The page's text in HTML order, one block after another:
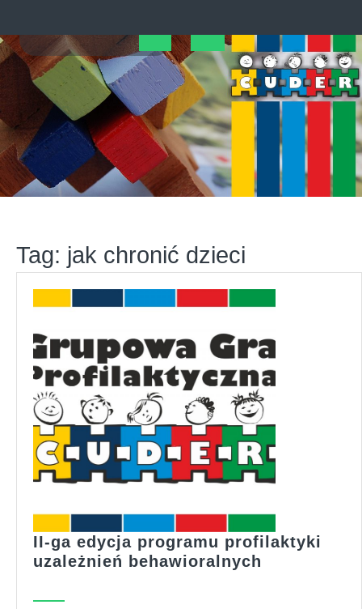
content
Open
Button
Tag: jak chronić dzieci
II-ga edycja programu profilaktyki
uzależnień behawioralnych